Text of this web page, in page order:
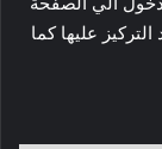
عليها كما